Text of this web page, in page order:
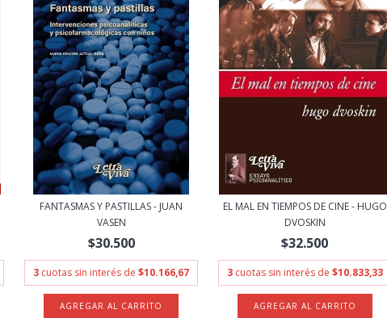
FANTASMAS Y PASTILLAS - JUAN
VASEN
$30.500
3 cuotas sin interés de$10.166,67
EL MAL EN TIEMPOS DE CINE - HUGO
DVOSKIN
$32.500
3 cuotas sin interés de $10.833,33